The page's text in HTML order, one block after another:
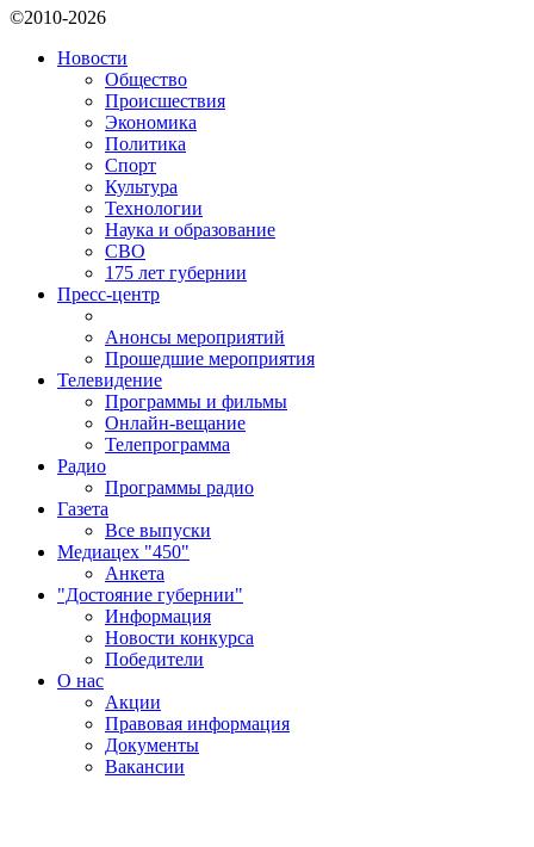
©2010-2026
Новости
Общество
Происшествия
Экономика
Политика
Спорт
Культура
Технологии
Наука и образование
СВО
175 лет губернии
Пресс-центр
Анонсы мероприятий
Прошедшие мероприятия
Телевидение
Программы и фильмы
Онлайн-вещание
Телепрограмма
Радио
Программы радио
Газета
Все выпуски
Медиацех "450"
Анкета
"Достояние губернии"
Информация
Новости конкурса
Победители
О нас
Акции
Правовая информация
Документы
Вакансии